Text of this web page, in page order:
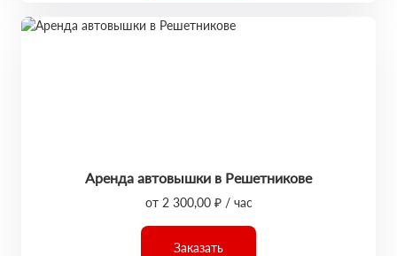
Аренда автовышки в Решетникове
от 2 300,00 ₽ / час
Заказать